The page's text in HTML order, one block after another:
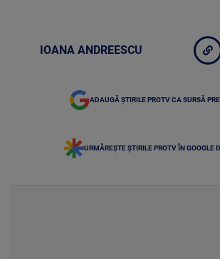
IOANA ANDREESCU
ADAUGĂ ȘTIRILE PROTV CA SURSĂ
URMĂREȘTE ȘTIRILE PROTV ÎN GOOGLE